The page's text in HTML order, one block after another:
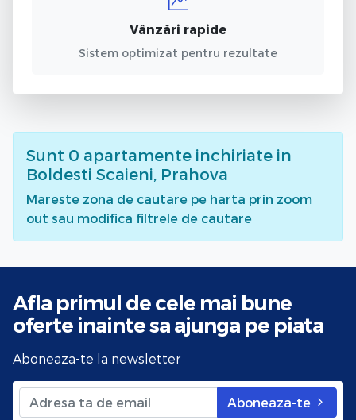
Vânzări rapide
Sistem optimizat pentru rezultate
Sunt 0 apartamente inchiriate in
Boldesti Scaieni, Prahova
Mareste zona de cautare pe harta prin zoom
out sau modifica filtrele de cautare
Afla primul de cele mai bune
oferte inainte sa ajunga pe piata
Aboneaza-te la newsletter
Aboneaza-te